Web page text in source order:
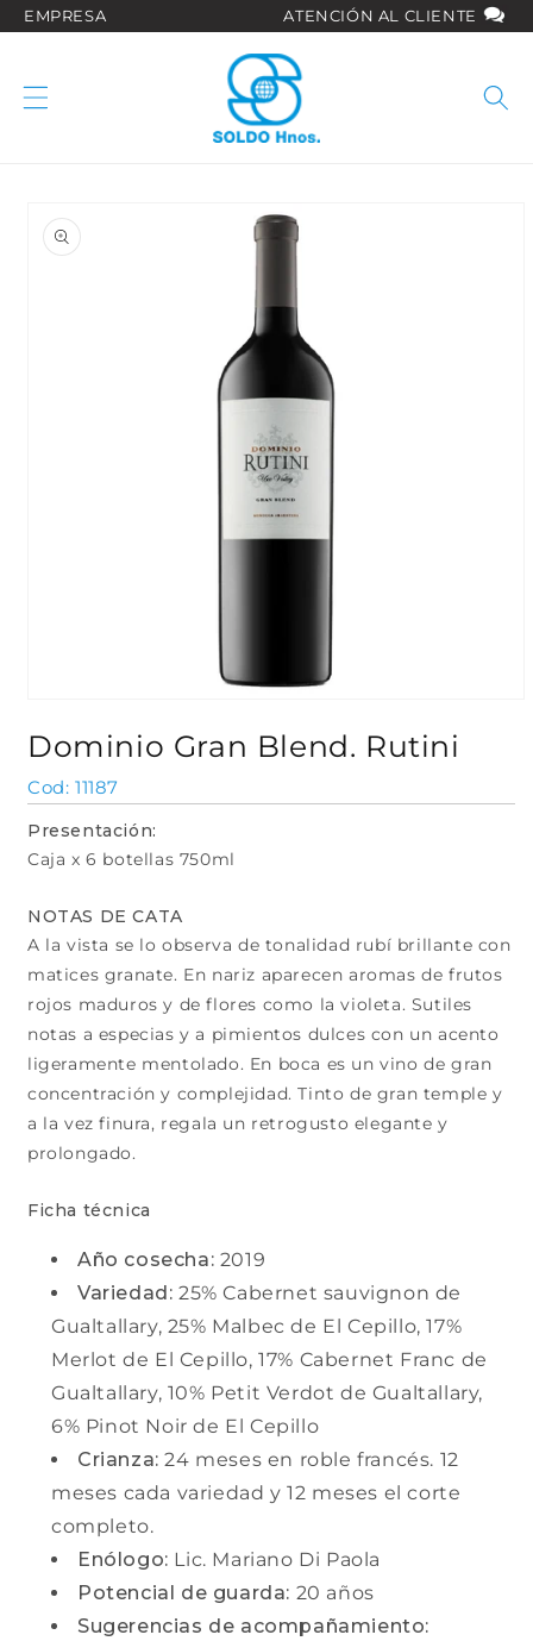
directamente
EMPRESA ATENCIÓN AL CLIENTE
información
multimedia
1
en
una
modal
Dominio Gran Blend. Rutini
SKU:
11187
Presentación:
Caja x 6 botellas 750ml
NOTAS DE CATA
A la vista se lo observa de tonalidad rubí brillante con
matices granate. En nariz aparecen aromas de frutos
rojos maduros y de flores como la violeta. Sutiles
notas a especias y a pimientos dulces con un acento
ligeramente mentolado. En boca es un vino de gran
concentración y complejidad. Tinto de gran temple y
a la vez finura, regala un retrogusto elegante y
prolongado.
Ficha técnica
Año cosecha: 2019
Variedad: 25% Cabernet sauvignon de
Gualtallary, 25% Malbec de El Cepillo, 17%
Merlot de El Cepillo, 17% Cabernet Franc de
Gualtallary, 10% Petit Verdot de Gualtallary,
6% Pinot Noir de El Cepillo
Crianza: 24 meses en roble francés. 12
meses cada variedad y 12 meses el corte
completo.
Enólogo: Lic. Mariano Di Paola
Potencial de guarda: 20 años
Sugerencias de acompañamiento: